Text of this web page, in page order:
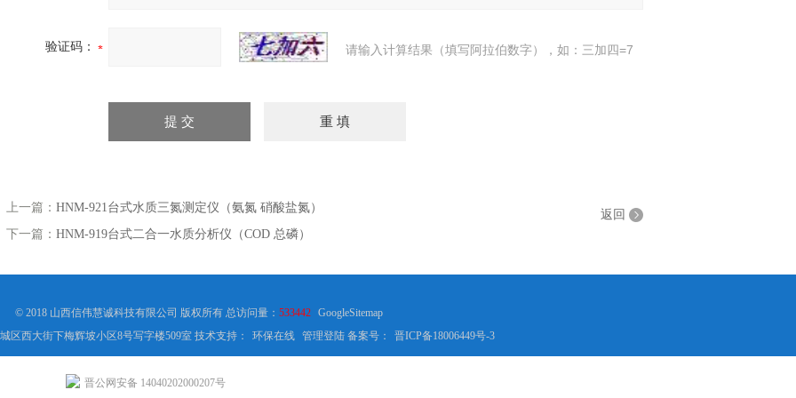
验证码： 请输入计算结果（填写阿拉伯数字），如：三加四=7
上一篇： HNM-921台式水质三氮测定仪（氨氮 硝酸盐氮）
下一篇： HNM-919台式二合一水质分析仪（COD 总磷）
返回
© 2018 山西信伟慧诚科技有限公司 版权所有 总访问量： 533442 GoogleSitemap
区西大街下梅辉坡小区8号写字楼509室 技术支持：
环保在线 管理登陆备案号： 晋ICP备18006449号-3
晋公网安备 14040202000207号